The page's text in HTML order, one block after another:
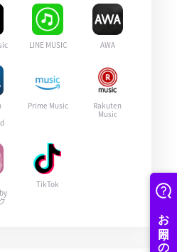
LINE MUSIC AWA
Prime Music
Rakuten
Music
TikTok